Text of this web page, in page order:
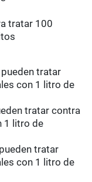
tratar 100
tratar
con 1 litro de
tratar contra
1 litro de
tratar
con 1 litro de